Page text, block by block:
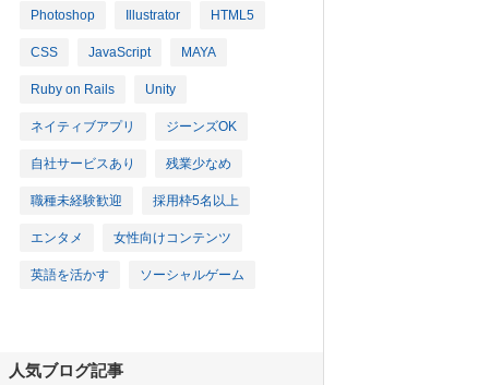
Photoshop Illustrator HTML5
CSS JavaScript MAYA
Ruby on Rails Unity
ネイティブアプリ ジーンズOK
自社サービスあり 残業少なめ
職種未経験歓迎 採用枠5名以上
エンタメ 女性向けコンテンツ
英語を活かす ソーシャルゲーム
人気ブログ記事